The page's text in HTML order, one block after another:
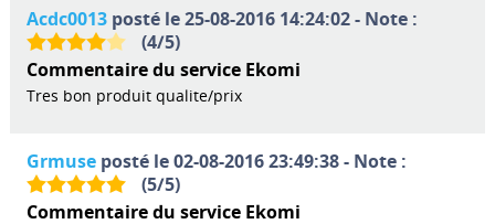
Acdc0013posté le 25-08-2016 14:24:02 - Note :
(4/5)
Commentaire du service Ekomi
Tres bon produit qualite/prix
Grmuseposté le 02-08-2016 23:49:38 - Note :
(5/5)
Commentaire du service Ekomi